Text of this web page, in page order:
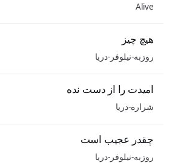
Alive
هیچ چیز
روزبه-نیلوفر-دریا
امیدت را از دست نده
شراره-دریا
چقدر عجیب است
روزبه-نیلوفر-دریا